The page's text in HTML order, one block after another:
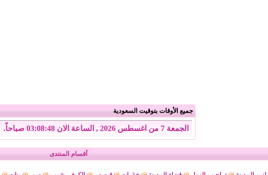
جميع الأوقات بتوقيت السعودية
الجمعة 7 من اغسطس 2026 , الساعة الان 03:08:49 صباحاً.
أقسام المنتدى